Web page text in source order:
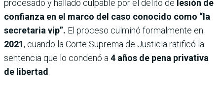
procesado y hallado culpable por el delito de lesión de
confianza en el marco del caso conocido como “la
secretaria vip”. El proceso culminó formalmente en
2021, cuando la Corte Suprema de Justicia ratificó la
sentencia que lo condenó a 4 años de pena privativa
de libertad